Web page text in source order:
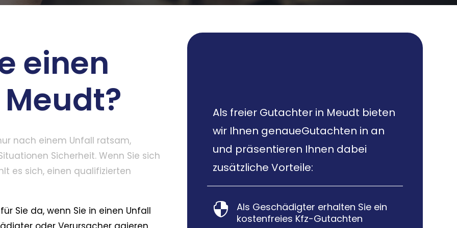
einen
nach einem Unfall ratsam,
Sicherheit. Wenn Sie sich
es sich, einen qualifizierten
Sie da, wenn Sie in einen Unfall
Als freier Gutachter in Meudt bieten
wir Ihnen genaueGutachten in an
und präsentieren Ihnen dabei
zusätzliche Vorteile:

Als Geschädigter erhalten Sie ein
kostenfreies Kfz-Gutachten